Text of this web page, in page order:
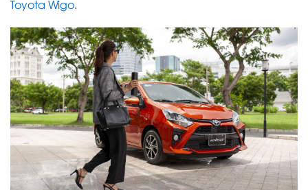
Toyota Wigo.